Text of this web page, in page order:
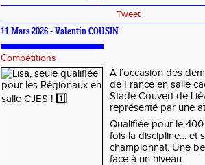
Tweet
11 Mars 2026 - Valentin COUSIN
Compétitions
À l’occasion des
de France en salle
Stade Couvert de
représenté par une
Qualifiée pour le
fois la discipline… et
championnat. Une
face à un niveau.